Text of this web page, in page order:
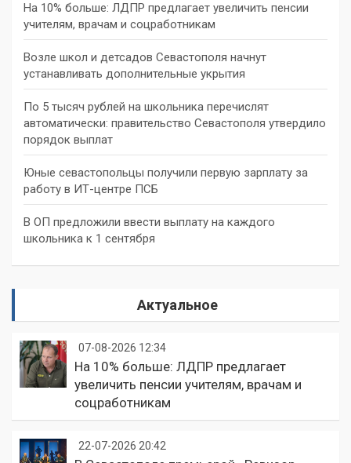
На 10% больше: ЛДПР предлагает увеличить пенсии
учителям, врачам и соцработникам
Возле школ и детсадов Севастополя начнут
устанавливать дополнительные укрытия
По 5 тысяч рублей на школьника перечислят
автоматически: правительство Севастополя утвердило
порядок выплат
Юные севастопольцы получили первую зарплату за
работу в ИТ-центре ПСБ
В ОП предложили ввести выплату на каждого
школьника к 1 сентября
Актуальное
07-08-2026 12:34
На 10% больше: ЛДПР предлагает
увеличить пенсии учителям, врачам и
соцработникам
22-07-2026 20:42